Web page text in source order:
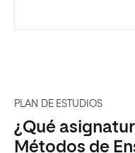
PLAN DE ESTUDIOS
¿Qué
Métodos de